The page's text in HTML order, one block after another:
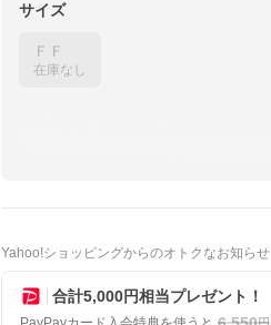
サイズ
ＦＦ
在庫なし
Yahoo!ショッピングからのオトクなお知らせ
合計5,000円相当プレゼント！
円